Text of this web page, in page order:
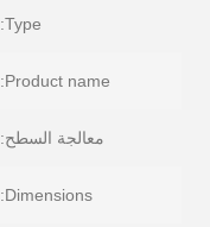
Type:
Product name:
معالجة السطح:
Dimensions: